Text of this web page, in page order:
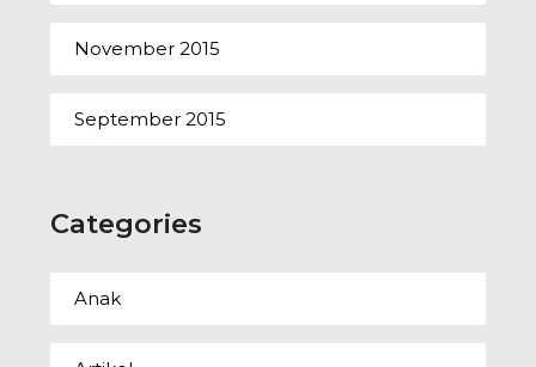
November 2015
September 2015
Categories
Anak